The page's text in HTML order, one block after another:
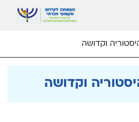
וקדושה
וקדושה